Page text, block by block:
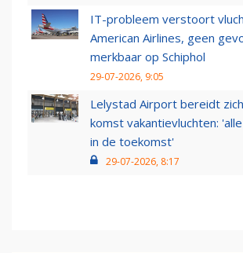
IT-probleem verstoort
American Airlines, geen
merkbaar op Schiphol
29-07-2026, 9:05
Lelystad Airport bereidt
komst vakantievluchten:
in de toekomst'
29-07-2026, 8:17